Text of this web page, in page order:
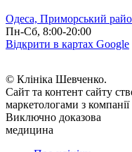
Одеса, Приморський
Пн-Сб, 8:00-20:00
Відкрити в картах Google
© Клініка Шевченко.
Сайт та контент сайту
маркетологами з
Виключно доказова
медицина